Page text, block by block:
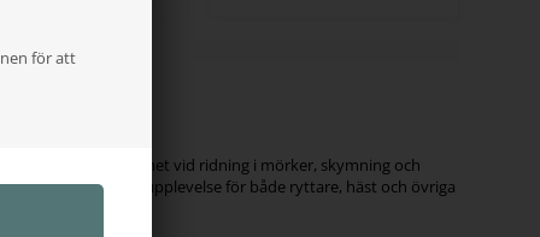
för att
din hästs synlighet vid ridning i mörker, skymning och
en trygg upplevelse för både ryttare, häst och övriga